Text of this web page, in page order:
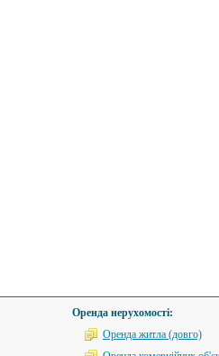
Оренда нерухомості:
Оренда житла (довго)